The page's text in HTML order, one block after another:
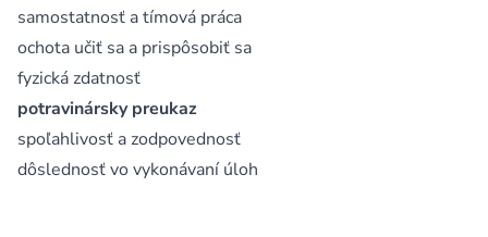
samostatnosť a tímová práca
ochota učiť sa a prispôsobiť sa
fyzická zdatnosť
potravinársky preukaz
spoľahlivosť a zodpovednosť
dôslednosť vo vykonávaní úloh